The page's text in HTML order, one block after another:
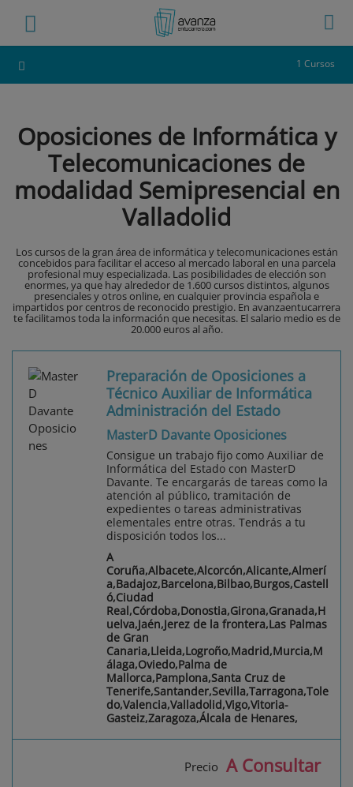
1 Cursos
Oposiciones de Informática y
Telecomunicaciones de
modalidad Semipresencial en
Valladolid
Los cursos de la gran área de informática y telecomunicaciones están
concebidos para facilitar el acceso al mercado laboral en una parcela
profesional muy especializada. Las posibilidades de elección son
enormes, ya que hay alrededor de 1.600 cursos distintos, algunos
presenciales y otros online, en cualquier provincia española e
impartidos por centros de reconocido prestigio. En avanzaentucarrera
te facilitamos toda la información que necesitas. El salario medio es de
20.000 euros al año.
Preparación de Oposiciones a
Técnico Auxiliar de Informática
Administración del Estado
MasterD Davante Oposiciones
Consigue un trabajo fijo como Auxiliar de
Informática del Estado con MasterD
Davante. Te encargarás de tareas como la
atención al público, tramitación de
expedientes o tareas administrativas
elementales entre otras. Tendrás a tu
disposición todos los...
A
Coruña,Albacete,Alcorcón,Alicante,Almerí
a,Badajoz,Barcelona,Bilbao,Burgos,Castell
ó,Ciudad
Real,Córdoba,Donostia,Girona,Granada,H
uelva,Jaén,Jerez de la frontera,Las Palmas
de Gran
Canaria,Lleida,Logroño,Madrid,Murcia,M
álaga,Oviedo,Palma de
Mallorca,Pamplona,Santa Cruz de
Tenerife,Santander,Sevilla,Tarragona,Tole
do,Valencia,Valladolid,Vigo,Vitoria-
Gasteiz,Zaragoza,Álcala de Henares,
Precio A Consultar